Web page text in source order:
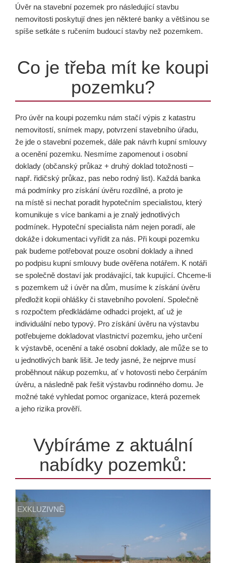
Úvěr na stavební pozemek pro následující stavbu
nemovitosti poskytují dnes jen některé banky a většinou se
spíše setkáte s ručením budoucí stavby než pozemkem.
Co je třeba mít ke koupi
pozemku?
Pro úvěr na koupi pozemku nám stačí výpis z katastru
nemovitostí, snímek mapy, potvrzení stavebního úřadu,
že jde o stavební pozemek, dále pak návrh kupní smlouvy
a ocenění pozemku. Nesmíme zapomenout i osobní
doklady (občanský průkaz + druhý doklad totožnosti –
např. řidičský průkaz, pas nebo rodný list). Každá banka
má podmínky pro získání úvěru rozdílné, a proto je
na místě si nechat poradit hypotečním specialistou, který
komunikuje s více bankami a je znalý jednotlivých
podmínek. Hypoteční specialista nám nejen poradí, ale
dokáže i dokumentaci vyřídit za nás. Při koupi pozemku
pak budeme potřebovat pouze osobní doklady a ihned
po podpisu kupní smlouvy bude ověřena notářem. K notáři
se společně dostaví jak prodávající, tak kupující. Chceme-li
s pozemkem už i úvěr na dům, musíme k získání úvěru
předložit kopii ohlášky či stavebního povolení. Společně
s rozpočtem předkládáme odhadci projekt, ať už je
individuální nebo typový. Pro získání úvěru na výstavbu
potřebujeme dokladovat vlastnictví pozemku, jeho určení
k výstavbě, ocenění a také osobní doklady, ale může se to
u jednotlivých bank lišit. Je tedy jasné, že nejprve musí
proběhnout nákup pozemku, ať v hotovosti nebo čerpáním
úvěru, a následně pak řešit výstavbu rodinného domu. Je
možné také vyhledat pomoc organizace, která pozemek
a jeho rizika prověří.
Vybíráme z aktuální
nabídky pozemků:
EXKLUZIVNĚ